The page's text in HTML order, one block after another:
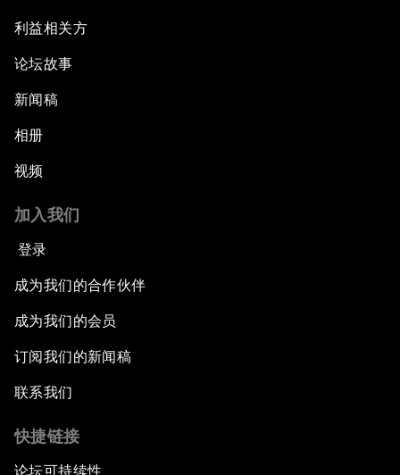
利益相关方
论坛故事
新闻稿
相册
视频
加入我们
登录
成为我们的合作伙伴
成为我们的会员
订阅我们的新闻稿
联系我们
快捷链接
论坛可持续性